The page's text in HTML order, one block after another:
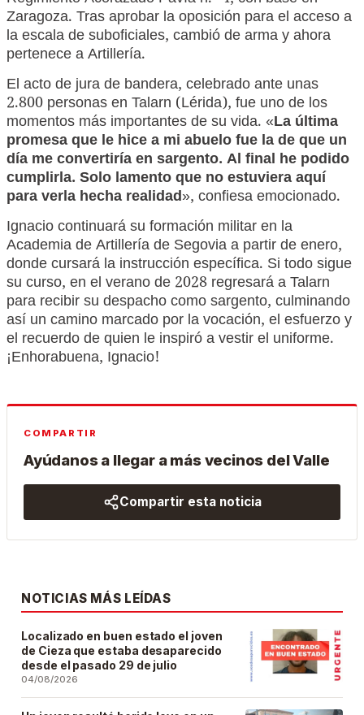
Zaragoza. Tras aprobar la oposición para el acceso a
la escala de suboficiales, cambió de arma y ahora
pertenece a Artillería.
El acto de jura de bandera, celebrado ante unas
2.800 personas en Talarn (Lérida), fue uno de los
momentos más importantes de su vida. «La última
promesa que le hice a mi abuelo fue la de que un
día me convertiría en sargento. Al final he podido
cumplirla. Solo lamento que no estuviera aquí
para verla hecha realidad», confiesa emocionado.
Ignacio continuará su formación militar en la
Academia de Artillería de Segovia a partir de enero,
donde cursará la instrucción específica. Si todo sigue
su curso, en el verano de 2028 regresará a Talarn
para recibir su despacho como sargento, culminando
así un camino marcado por la vocación, el esfuerzo y
el recuerdo de quien le inspiró a vestir el uniforme.
¡Enhorabuena, Ignacio!
COMPARTIR
Ayúdanos a llegar a más vecinos del Valle
Compartir esta noticia
NOTICIAS MÁS LEÍDAS
Localizado en buen estado el joven
de Cieza que estaba desaparecido
desde el pasado 29 de julio
04/08/2026